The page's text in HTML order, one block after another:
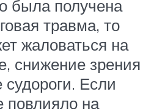
была получена
травма, то
жаловаться на
снижение зрения
Если
повлияло на